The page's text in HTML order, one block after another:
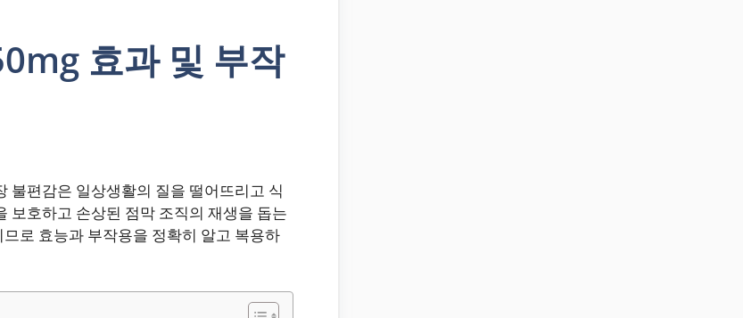
효과 및 부작
불편감은 일상생활의 질을 떨어뜨리고 식
보호하고 손상된 점막 조직의 재생을 돕는
로 효능과 부작용을 정확히 알고 복용하